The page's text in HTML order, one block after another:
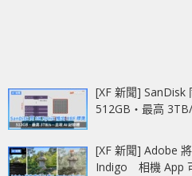
[XF 新聞] SanDisk
512GB‧最高
[XF 新聞] Adobe
Indigo 相機 App